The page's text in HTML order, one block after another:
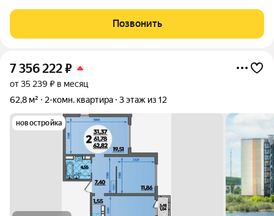
раздельный, тихий, спокойный двор и в то же время в шаговой
доступности вся необходимая
Позвонить
7 356 222₽
от 35 239 ₽ в месяц
62,8 м²
2-комн. квартира 3 этаж из 12
новостройка